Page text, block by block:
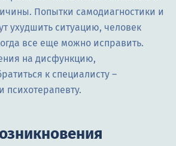
Попытки самодиагностики и
ухудшить ситуацию, человек
все еще можно исправить.
на дисфункцию,
к специалисту –
психотерапевту.